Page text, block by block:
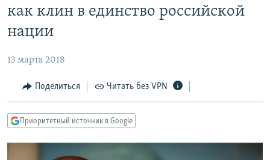
основному
Вернутся
Вернутся
МНЕНИЯ
КУЛЬТУРА
КАВКАЗ.РЕАЛИИ
СЕВЕР.РЕАЛИИ
как клин в единство российской
нации
13 марта 2018
Поделиться Читать без VPN
Приоритетный источник в Google